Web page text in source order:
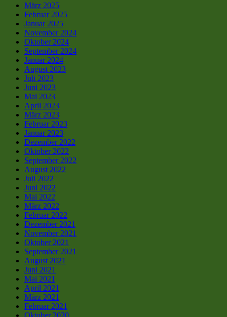
März 2025
Februar 2025
Januar 2025
November 2024
Oktober 2024
September 2024
Januar 2024
August 2023
Juli 2023
Juni 2023
Mai 2023
April 2023
März 2023
Februar 2023
Januar 2023
Dezember 2022
Oktober 2022
September 2022
August 2022
Juli 2022
Juni 2022
Mai 2022
März 2022
Februar 2022
Dezember 2021
November 2021
Oktober 2021
September 2021
August 2021
Juni 2021
Mai 2021
April 2021
März 2021
Februar 2021
Oktober 2020